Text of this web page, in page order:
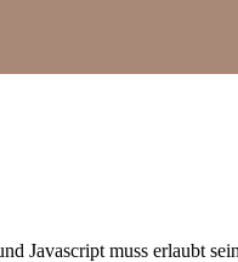
Javascript muss erlaubt